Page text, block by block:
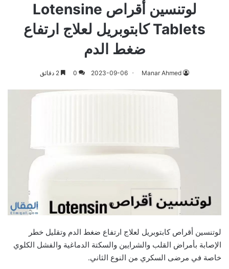
لوتنسين أقراص Lotensine
Tablets كابتوبريل لعلاج ارتفاع
ضغط الدم
Manar Ahmed
2023-09-06
0
لوتنسين أقراص كابتوبريل لعلاج ارتفاع ضغط الدم وتقليل خطر
الإصابة بأمراض القلب والشرايين والسكتة الدماغية والفشل الكلوي
خاصة في مرضى السكري من النوع الثاني.